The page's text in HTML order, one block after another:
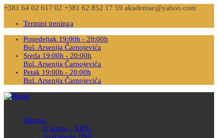
+381 64 02 617 02 +381 62 852 17 59 akademac@yahoo.com
Termini treninga
Ponedeljak 19:00h - 20:00h
Bul. Arsenija Čarnojevića
Sreda 19:00h - 20:00h
Bul. Arsenija Čarnojevića
Petak 19:00h - 20:00h
Bul. Arsenija Čarnojevića
Ishrana
O nama – AIFO